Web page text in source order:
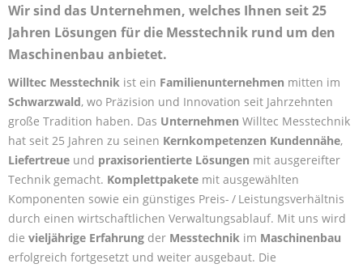
Wir sind das Unternehmen, welches Ihnen seit 25
Jahren Lösungen für die Messtechnik rund um den
Maschinenbau anbietet.
Willtec Messtechnik ist ein Familienunternehmen mitten im
Schwarzwald, wo Präzision und Innovation seit Jahrzehnten
große Tradition haben. Das Unternehmen Willtec Messtechnik
hat seit 25 Jahren zu seinen Kernkompetenzen Kundennähe,
Liefertreue und praxisorientierte Lösungen mit ausgereifter
Technik gemacht. Komplettpakete mit ausgewählten
Komponenten sowie ein günstiges Preis- / Leistungsverhältnis
durch einen wirtschaftlichen Verwaltungsablauf. Mit uns wird
die vieljährige Erfahrung der Messtechnik im Maschinenbau
erfolgreich fortgesetzt und weiter ausgebaut. Die